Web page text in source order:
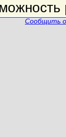
Сообщить о